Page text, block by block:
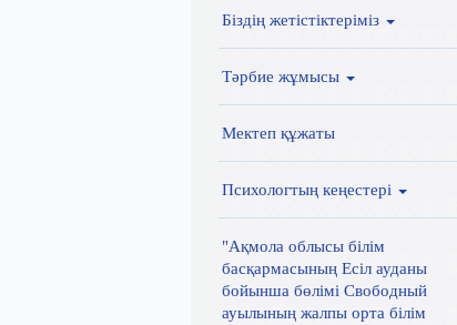
Біздің жетістіктеріміз
Тәрбие жұмысы
Мектеп құжаты
Психологтың кеңестері
"Ақмола облысы білім
басқармасының Есіл ауданы
бойынша бөлімі Свободный
ауылының жалпы орта білім